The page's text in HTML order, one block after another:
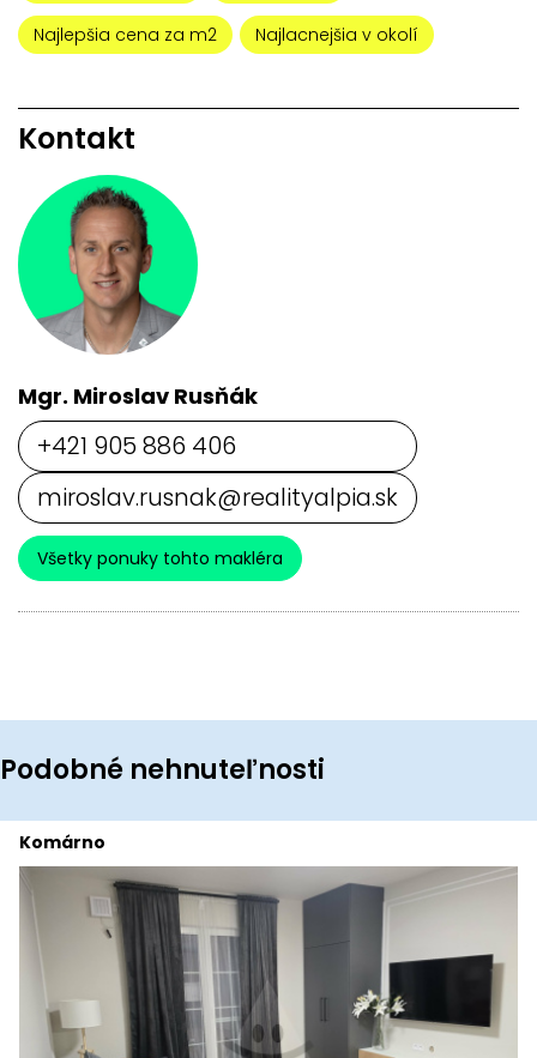
Najlepšia cena za m2 Najlacnejšia v okolí
Kontakt
Mgr. Miroslav Rusňák
+421 905 886 406
miroslav.rusnak@realityalpia.sk
Všetky ponuky tohto makléra
Podobné nehnuteľnosti
Komárno